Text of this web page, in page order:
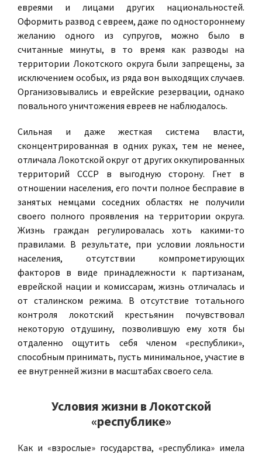
евреями и лицами других национальностей.
Оформить развод с евреем, даже по одностороннему
желанию одного из супругов, можно было в
считанные минуты, в то время как разводы на
территории Локотского округа были запрещены, за
исключением особых, из ряда вон выходящих случаев.
Организовывались и еврейские резервации, однако
повального уничтожения евреев не наблюдалось.
Сильная и даже жесткая система власти,
сконцентрированная в одних руках, тем не менее,
отличала Локотской округ от других оккупированных
территорий СССР в выгодную сторону. Гнет в
отношении населения, его почти полное бесправие в
занятых немцами соседних областях не получили
своего полного проявления на территории округа.
Жизнь граждан регулировалась хоть какими-то
правилами. В результате, при условии лояльности
населения, отсутствии компрометирующих
факторов в виде принадлежности к партизанам,
еврейской нации и комиссарам, жизнь отличалась и
от сталинском режима. В отсутствие тотального
контроля локотский крестьянин почувствовал
некоторую отдушину, позволившую ему хотя бы
отдаленно ощутить себя членом «республики»,
способным принимать, пусть минимальное, участие в
ее внутренней жизни в масштабах своего села.
Условия жизни в Локотской
«республике»
Как и «взрослые» государства, «республика» имела